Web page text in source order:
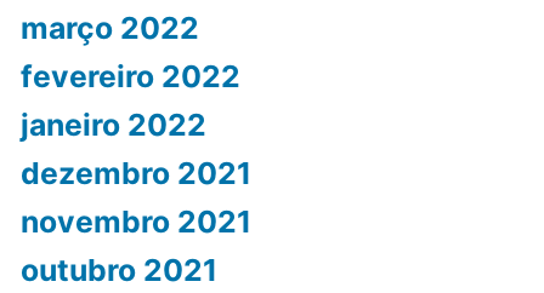
março 2022
fevereiro 2022
janeiro 2022
dezembro 2021
novembro 2021
outubro 2021